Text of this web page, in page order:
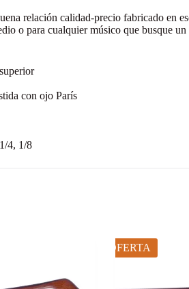
relación calidad-precio fabricado en
o para cualquier músico que busque
con ojo París
4, 1/8
OFERTA